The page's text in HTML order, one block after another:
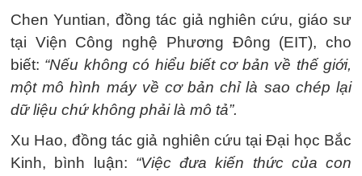
Chen Yuntian, đồng tác giả nghiên cứu, giáo sư
tại Viện Công nghệ Phương Đông (EIT), cho
biết: “Nếu không có hiểu biết cơ bản về thế giới,
một mô hình máy về cơ bản chỉ là sao chép lại
dữ liệu chứ không phải là mô tả”.
Xu Hao, đồng tác giả nghiên cứu tại Đại học Bắc
Kinh, bình luận: “Việc đưa kiến thức của con